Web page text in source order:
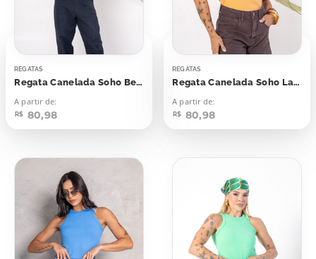
REGATAS
Regata Canelada Soho Bege Natural
A partir de:
R$ 80,98
REGATAS
Regata Canelada Soho Laranja Candy
A partir de:
R$ 80,98